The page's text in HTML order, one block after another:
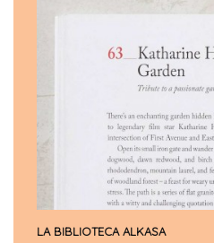
LA BIBLIOTECA ALKASA